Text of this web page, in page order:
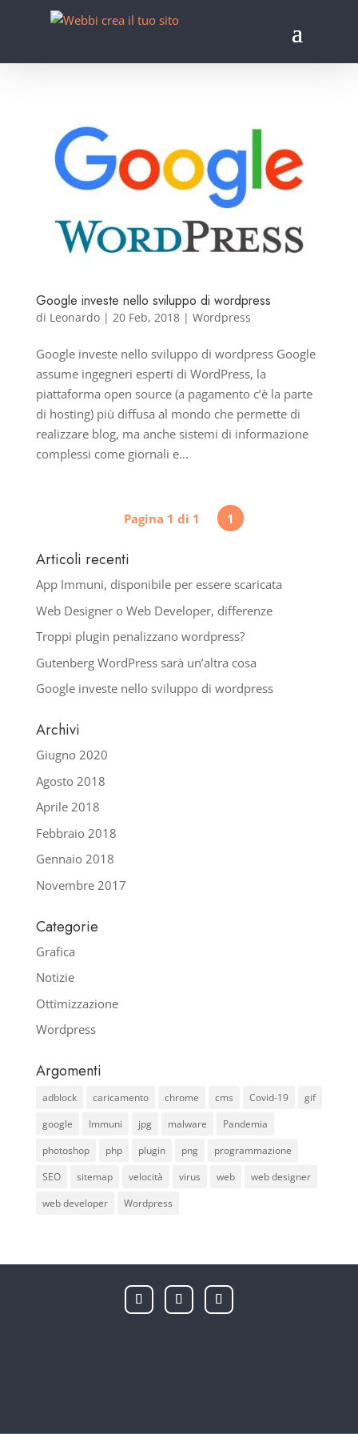
Google investe nello sviluppo di wordpress
di Leonardo| 20 Feb, 2018| Wordpress
Google investe nello sviluppo di wordpress Google
assume ingegneri esperti di WordPress, la
piattaforma open source (a pagamento c’è la parte
di hosting) più diffusa al mondo che permette di
realizzare blog, ma anche sistemi di informazione
complessi come giornali e...
Pagina 1 di 1 1
Articoli recenti
App Immuni, disponibile per essere scaricata
Web Designer o Web Developer, differenze
Troppi plugin penalizzano wordpress?
Gutenberg WordPress sarà un’altra cosa
Google investe nello sviluppo di wordpress
Archivi
Giugno 2020
Agosto 2018
Aprile 2018
Febbraio 2018
Gennaio 2018
Novembre 2017
Categorie
Grafica
Notizie
Ottimizzazione
Wordpress
Argomenti
adblock caricamento chrome cms Covid-19
gif
google
Immuni jpg malware
Pandemia
photoshop
php plugin png
programmazione
SEO
sitemap velocità virus web
web designer
web developer
Wordpress